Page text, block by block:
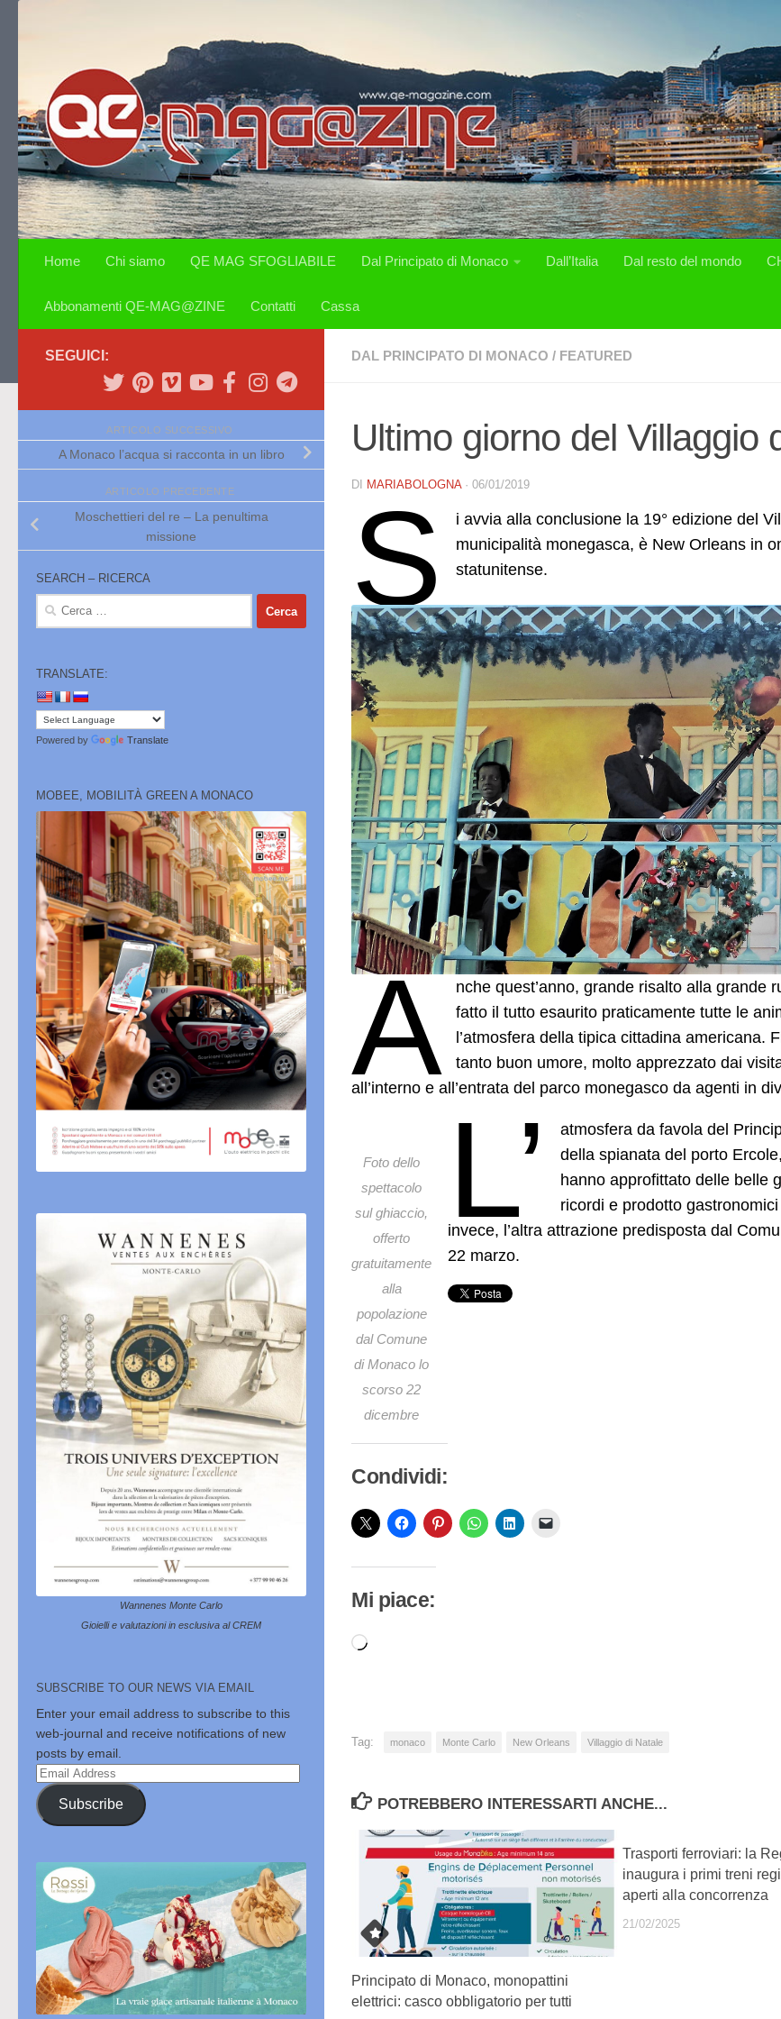
Home Chi siamo QE MAG SFOGLIABILE Dal Principato di Monaco Dall’Italia Dal resto del mondo
Abbonamenti QE-MAG@ZINE Contatti Cassa
DAL PRINCIPATO DI MONACO / FEATURED
Ultimo giorno del Villaggio
DI MARIABOLOGNA · 06/01/2019
S
i avvia alla conclusione la 19° edizione del
municipalità monegasca, è New Orleans in
statunitense.
A
nche quest’anno, grande risalto alla grande
fatto il tutto esaurito praticamente tutte le
l’atmosfera della tipica cittadina
tanto buon umore, molto apprezzato dai
all’interno e all’entrata del parco monegasco da agenti in
Foto dello
spettacolo
sul ghiaccio,
offerto
gratuitamente
alla
popolazione
dal Comune
di Monaco lo
scorso 22
dicembre
L’
atmosfera da favola del
della spianata del porto
hanno approfittato delle belle
ricordi e prodotto
invece, l’altra attrazione predisposta dal
22 marzo.
Condividi:
Mi piace:
Caricamento
Tag: monaco Monte Carlo New Orleans Villaggio di Natale
POTREBBERO INTERESSARTI ANCHE...
Principato di Monaco, monopattini
elettrici: casco obbligatorio per tutti
Trasporti ferroviari: la
inaugura i primi treni
aperti alla concorrenza
21/02/2025
SEGUICI:
ARTICOLO SUCCESSIVO
A Monaco l’acqua si racconta in un libro
ARTICOLO PRECEDENTE
Moschettieri del re – La penultima
missione
SEARCH – RICERCA
Ricerca
per:
TRANSLATE:
Powered by Translate
MOBEE, MOBILITÀ GREEN A MONACO
Wannenes Monte Carlo
Gioielli e valutazioni in esclusiva al CREM
SUBSCRIBE TO OUR NEWS VIA EMAIL
Enter your email address to subscribe to this
web-journal and receive notifications of new
posts by email.
Email
Address
Subscribe